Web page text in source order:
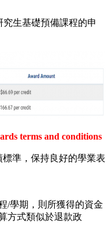
生基礎預備課程的申
terms and conditions
準，保持良好的學業表
/學期，則所獲得的資金
方式類似於退款政